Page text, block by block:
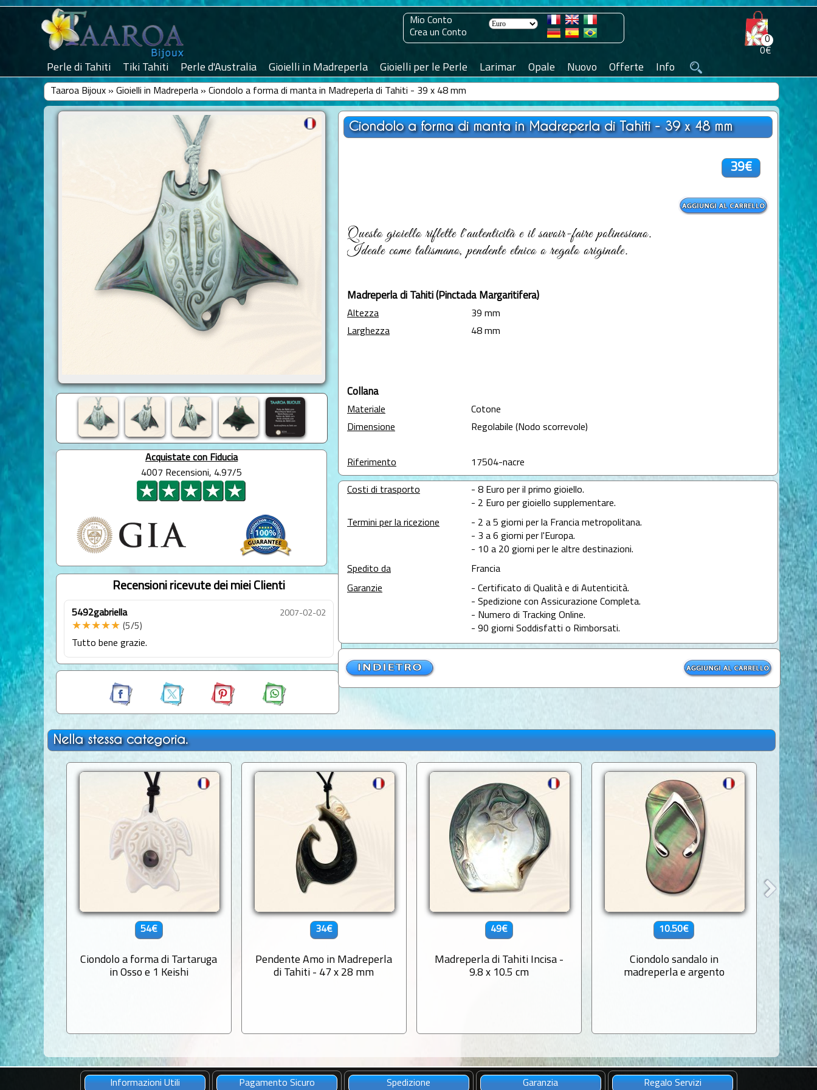
0
0€
Mio Conto
Crea un Conto
Perle di Tahiti Tiki Tahiti Perle d'Australia Gioielli in Madreperla Gioielli per le Perle Larimar Opale Nuovo Offerte Info
Taaroa Bijoux» Gioielli in Madreperla» Ciondolo a forma di manta in Madreperla di Tahiti - 39 x 48 mm
Acquistate con Fiducia
4007 Recensioni, 4.97/5
Recensioni ricevute dei miei Clienti
5492gabriella 2007-02-02
★★★★★ (5/5)
Tutto bene grazie.
Ciondolo a forma di manta in Madreperla di Tahiti - 39 x 48 mm
39€
Questo gioiello riflette l'autenticità e il savoir-faire polinesiano.
Ideale come talismano, pendente etnico o regalo originale.
Madreperla di Tahiti (Pinctada Margaritifera)
Altezza
39 mm
Larghezza
48 mm
Collana
Materiale
Cotone
Dimensione
Regolabile (Nodo scorrevole)
Riferimento 17504-nacre
Costi di trasporto
- 8 Euro per il primo gioiello.
- 2 Euro per gioiello supplementare.
Termini per la ricezione
- 2 a 5 giorni per la Francia metropolitana.
- 3 a 6 giorni per l'Europa.
- 10 a 20 giorni per le altre destinazioni.
Spedito da
Francia
Garanzie
- Certificato di Qualità e di Autenticità.
- Spedizione con Assicurazione Completa.
- Numero di Tracking Online.
- 90 giorni Soddisfatti o Rimborsati.
Nella stessa categoria.
54€
Ciondolo a forma di Tartaruga
in Osso e 1 Keishi
34€
Pendente Amo in Madreperla
di Tahiti - 47 x 28 mm
49€
Madreperla di Tahiti Incisa -
9.8 x 10.5 cm
10.50€
Ciondolo sandalo in
madreperla e argento
Informazioni Utili Pagamento Sicuro Spedizione Garanzia Regalo Servizi